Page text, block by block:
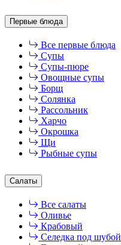
Первые блюда
Все первые блюда
Супы
Супы-пюре
Овощные супы
Борщ
Солянка
Рассольник
Харчо
Окрошка
Щи
Рыбные супы
Салаты
Все салаты
Оливье
Крабовый
Селедка под шубой